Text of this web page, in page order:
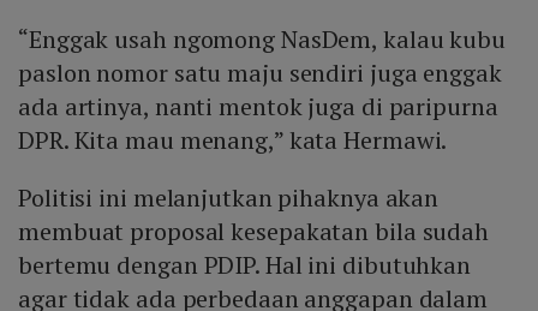
“Enggak usah ngomong NasDem, kalau kubu
paslon nomor satu maju sendiri juga enggak
ada artinya, nanti mentok juga di paripurna
DPR. Kita mau menang,” kata Hermawi.
Politisi ini melanjutkan pihaknya akan
membuat proposal kesepakatan bila sudah
bertemu dengan PDIP. Hal ini dibutuhkan
agar tidak ada perbedaan anggapan dalam